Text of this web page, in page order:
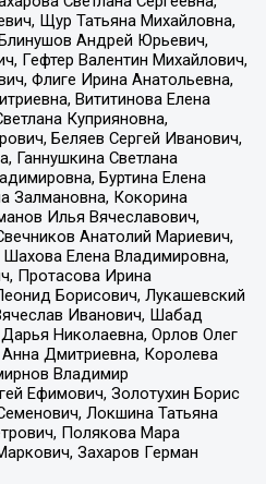
Щур Татьяна Михайловна,
Андрей Юрьевич,
Гефтер Валентин Михайлович,
Флиге Ирина Анатольевна,
Вититинова Елена
Куприяновна,
Беляев Сергей Иванович,
Ганнушкина Светлана
Буртина Елена
Залмановна, Кокорина
Илья Вячеславович,
Анатолий Мариевич,
Елена Владимировна,
Протасова Ирина
Борисович, Лукашевский
Иванович, Шабад
Николаевна, Орлов Олег
Дмитриевна, Королева
Владимир
Ефимович, Золотухин Борис
Локшина Татьяна
Полякова Мара
Захаров Герман